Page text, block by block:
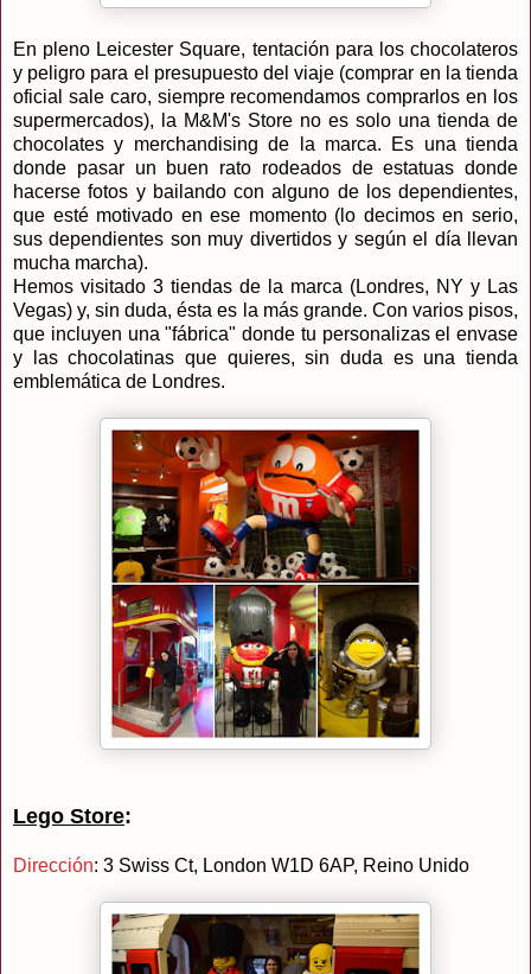
En pleno Leicester Square, tentación para los chocolateros
y peligro para el presupuesto del viaje (comprar en la tienda
oficial sale caro, siempre recomendamos comprarlos en los
supermercados), la M&M's Store no es solo una tienda de
chocolates y merchandising de la marca. Es una tienda
donde pasar un buen rato rodeados de estatuas donde
hacerse fotos y bailando con alguno de los dependientes,
que esté motivado en ese momento (lo decimos en serio,
sus dependientes son muy divertidos y según el día llevan
mucha marcha).
Hemos visitado 3 tiendas de la marca (Londres, NY y Las
Vegas) y, sin duda, ésta es la más grande. Con varios pisos,
que incluyen una "fábrica" donde tu personalizas el envase
y las chocolatinas que quieres, sin duda es una tienda
emblemática de Londres.
Lego Store:
Dirección: 3 Swiss Ct, London W1D 6AP, Reino Unido